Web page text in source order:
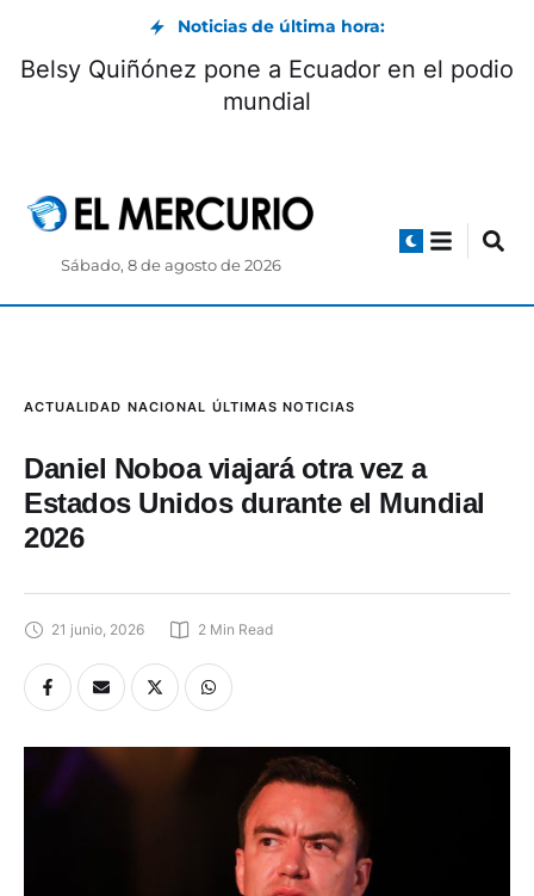
Noticias de última hora:
Belsy Quiñónez pone a Ecuador en el podio
mundial
Sábado, 8 de agosto de 2026
ACTUALIDAD NACIONAL ÚLTIMAS NOTICIAS
Daniel Noboa viajará otra vez a
Estados Unidos durante el Mundial
2026
21 junio, 2026 2 Min Read